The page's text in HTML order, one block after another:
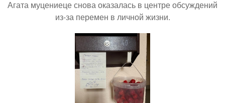
Агата муцениеце снова оказалась в центре обсуждений
из-за перемен в личной жизни.